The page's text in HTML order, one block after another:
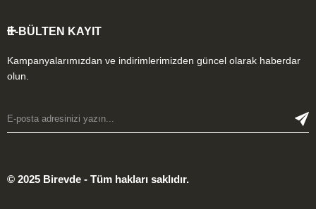
E-BÜLTEN KAYIT
Kampanyalarımızdan ve indirimlerimizden güncel olarak haberdar
olun.
© 2025 Birevde - Tüm hakları saklıdır.